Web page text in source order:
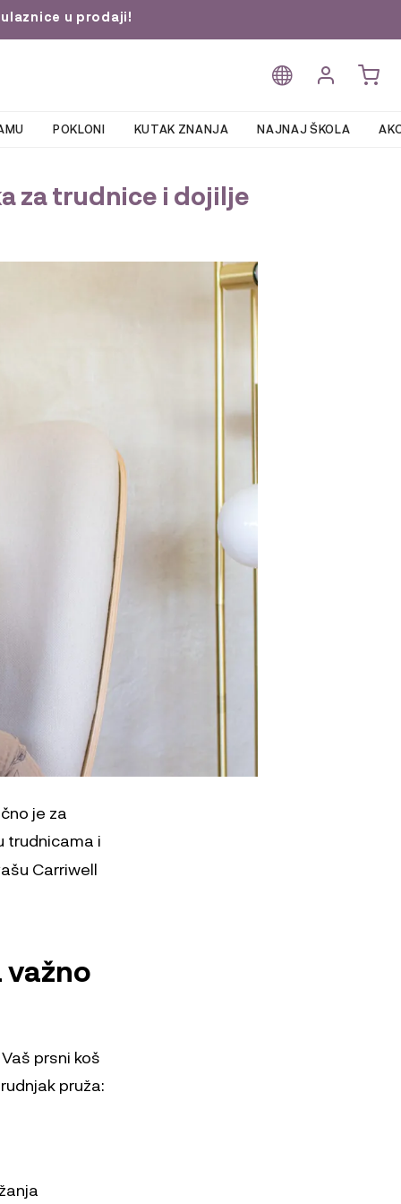
ulaznice u prodaji!
POKLONI KUTAK ZNANJA NAJNAJ ŠKOLA
za trudnice i dojilje
je za
trudnicama i
Carriwell
prsni koš
pruža: